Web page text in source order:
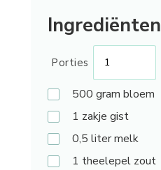
Ingrediënten
Porties
500 gram bloem
1 zakje gist
0,5 liter melk
1 theelepel zout